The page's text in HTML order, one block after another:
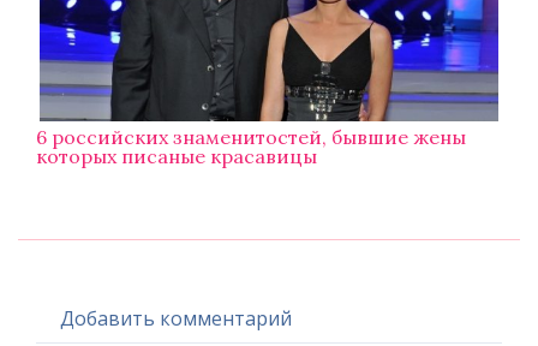
6 российских знаменитостей, бывшие жены
которых писаные красавицы
Добавить комментарий